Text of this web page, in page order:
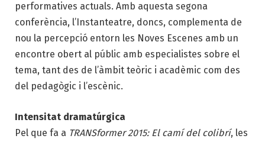
performatives actuals. Amb aquesta segona
conferència, l’Instanteatre, doncs, complementa de
nou la percepció entorn les Noves Escenes amb un
encontre obert al públic amb especialistes sobre el
tema, tant des de l’àmbit teòric i acadèmic com des
del pedagògic i l’escènic.
Intensitat dramatúrgica
Pel que fa a TRANSformer 2015: El camí del colibrí, les